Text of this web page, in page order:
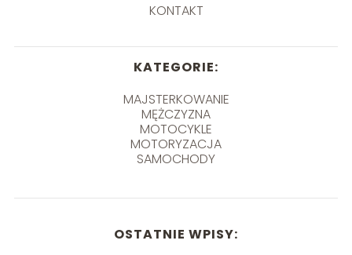
KONTAKT
KATEGORIE:
MAJSTERKOWANIE
MĘŻCZYZNA
MOTOCYKLE
MOTORYZACJA
SAMOCHODY
OSTATNIE WPISY: